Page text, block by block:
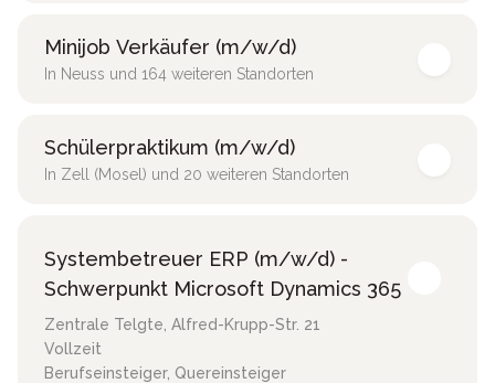
Minijob Verkäufer (m/w/d)
In Neuss und 164 weiteren Standorten
Schülerpraktikum (m/w/d)
In Zell (Mosel) und 20 weiteren Standorten
Systembetreuer ERP (m/w/d) -
Schwerpunkt Microsoft Dynamics 365
Zentrale Telgte, Alfred-Krupp-Str. 21
Vollzeit
Berufseinsteiger, Quereinsteiger